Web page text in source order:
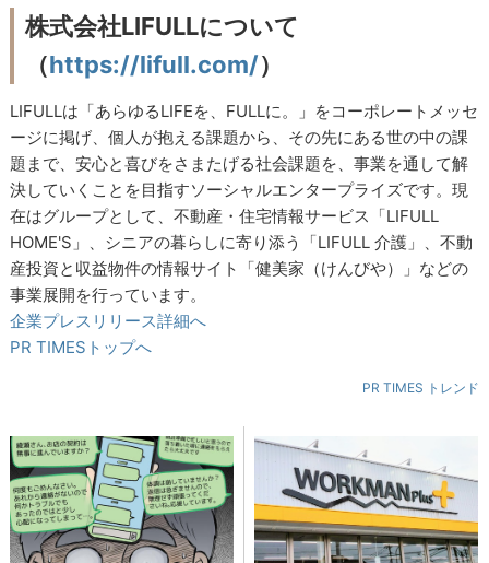
株式会社LIFULLについて
（https://lifull.com/）
LIFULLは「あらゆるLIFEを、FULLに。」をコーポレートメッセ
ージに掲げ、個人が抱える課題から、その先にある世の中の課
題まで、安心と喜びをさまたげる社会課題を、事業を通して解
決していくことを目指すソーシャルエンタープライズです。現
在はグループとして、不動産・住宅情報サービス「LIFULL
HOME'S」、シニアの暮らしに寄り添う「LIFULL 介護」、不動
産投資と収益物件の情報サイト「健美家（けんびや）」などの
事業展開を行っています。
企業プレスリリース詳細へ
PR TIMESトップへ
PR TIMES トレンド